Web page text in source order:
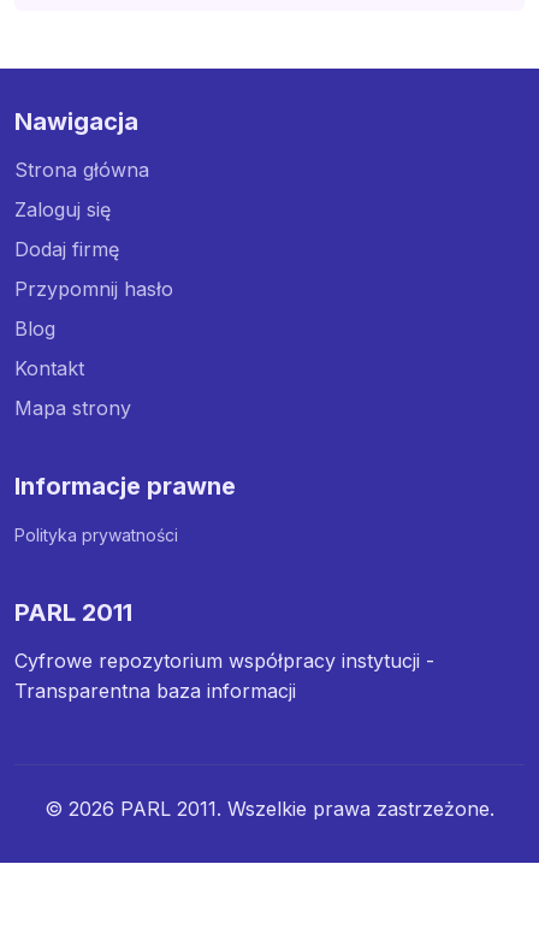
Nawigacja
Strona główna
Zaloguj się
Dodaj firmę
Przypomnij hasło
Blog
Kontakt
Mapa strony
Informacje prawne
Polityka prywatności
PARL 2011
Cyfrowe repozytorium współpracy instytucji -
Transparentna baza informacji
© 2026 PARL 2011. Wszelkie prawa zastrzeżone.